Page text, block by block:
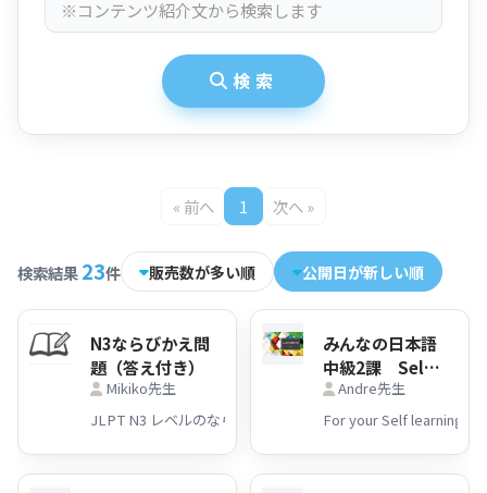
検索
« 前へ 1 次へ »
検索結果23件 販売数が多い順 公開日が新しい順
N3ならびかえ問
題（答え付き）
Mikiko先生
JLPT N3 レベルのならび
みんなの日本語
中級2課 Self-
learning
Material
Andre先生
For your Self learning of